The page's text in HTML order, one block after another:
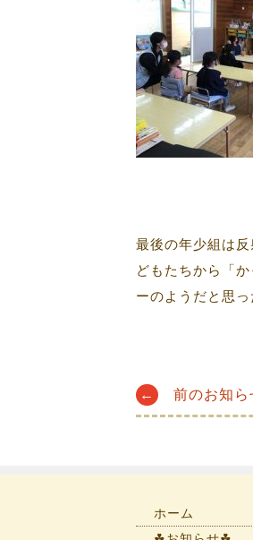
最後の年少組は
どもたちから「
ーのようだと思っ
navigation
← 前のお知ら
ホーム